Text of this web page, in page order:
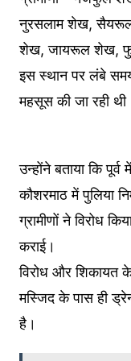
नुरसलाम शेख,
शेख, जायरूल शेख,
इस स्थान पर लंबे
महसूस की जा रही
उन्होंने बताया कि
कौशरमाठ में पुलिया
ग्रामीणों ने विरोध
कराई।
विरोध और शिकायत
मस्जिद के पास ही
है।